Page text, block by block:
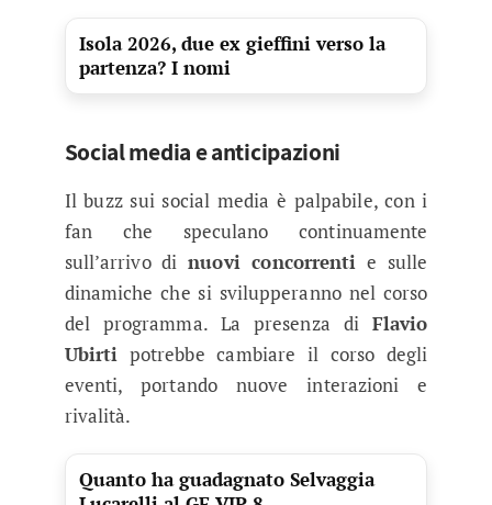
Isola 2026, due ex gieffini verso la
partenza? I nomi
Social media e anticipazioni
Il buzz sui social media è palpabile, con i
fan che speculano continuamente
sull’arrivo dinuovi concorrenti e sulle
dinamiche che si svilupperanno nel corso
del programma. La presenza di Flavio
Ubirti potrebbe cambiare il corso degli
eventi, portando nuove interazioni e
rivalità.
Quanto ha guadagnato Selvaggia